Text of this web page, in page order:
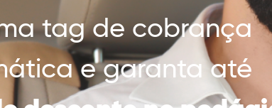
tag de cobrança
e garanta até